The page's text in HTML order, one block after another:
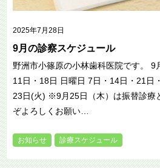
2025年7月28日
9月の診察スケジュール
野洲市小篠原の小林歯科医院です。 9
11日・18日 日曜日 7日・14日・21日
23日(火) ※9月25日（木）は振替診療
ぞよろしくお願い…
お知らせ 診療スケジュール